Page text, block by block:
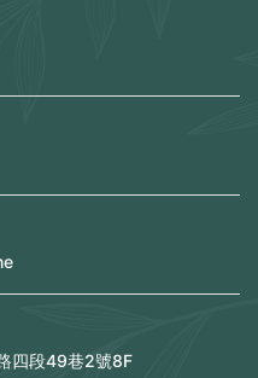
四段49巷2號8F